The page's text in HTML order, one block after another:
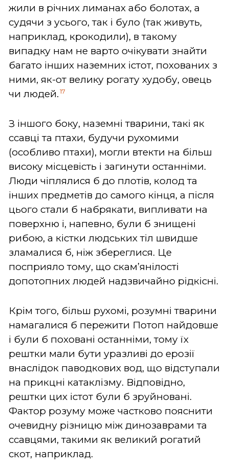
жили в річних лиманах або болотах, а
судячи з усього, так і було (так живуть,
наприклад, крокодили), в такому
випадку нам не варто очікувати знайти
багато інших наземних істот, похованих з
ними, як-от велику рогату худобу, овець
чи людей. 17
З іншого боку, наземні тварини, такі як
ссавці та птахи, будучи рухомими
(особливо птахи), могли втекти на більш
високу місцевість і загинути останніми.
Люди чіплялися б до плотів, колод та
інших предметів до самого кінця, а після
цього стали б набрякати, випливати на
поверхню і, напевно, були б знищені
рибою, а кістки людських тіл швидше
зламалися б, ніж збереглися. Це
посприяло тому, що скам’янілості
допотопних людей надзвичайно рідкісні.
Крім того, більш рухомі, розумні тварини
намагалися б пережити Потоп найдовше
і були б поховані останніми, тому їх
рештки мали бути уразливі до ерозії
внаслідок паводкових вод, що відступали
на прикцні катаклізму. Відповідно,
рештки цих істот були б зруйновані.
Фактор розуму може частково пояснити
очевидну різницю між динозаврами та
ссавцями, такими як великий рогатий
скот, наприклад.